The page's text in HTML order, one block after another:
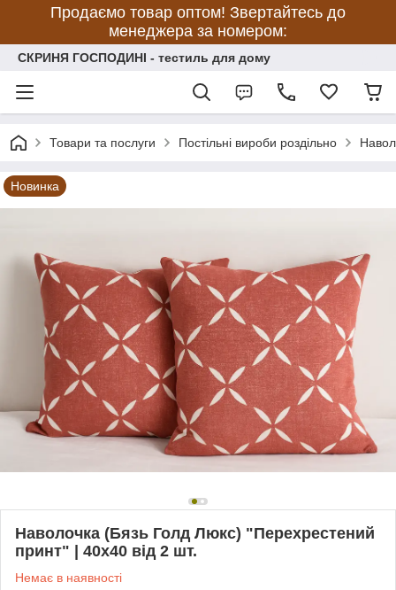
Продаємо товар оптом! Звертайтесь до
менеджера за номером:
СКРИНЯ ГОСПОДИНІ - тестиль для дому
Товари та послуги Постільні вироби роздільно
Новинка
Наволочка (Бязь Голд Люкс) "Перехрестений
принт" | 40х40 від 2 шт.
Немає в наявності